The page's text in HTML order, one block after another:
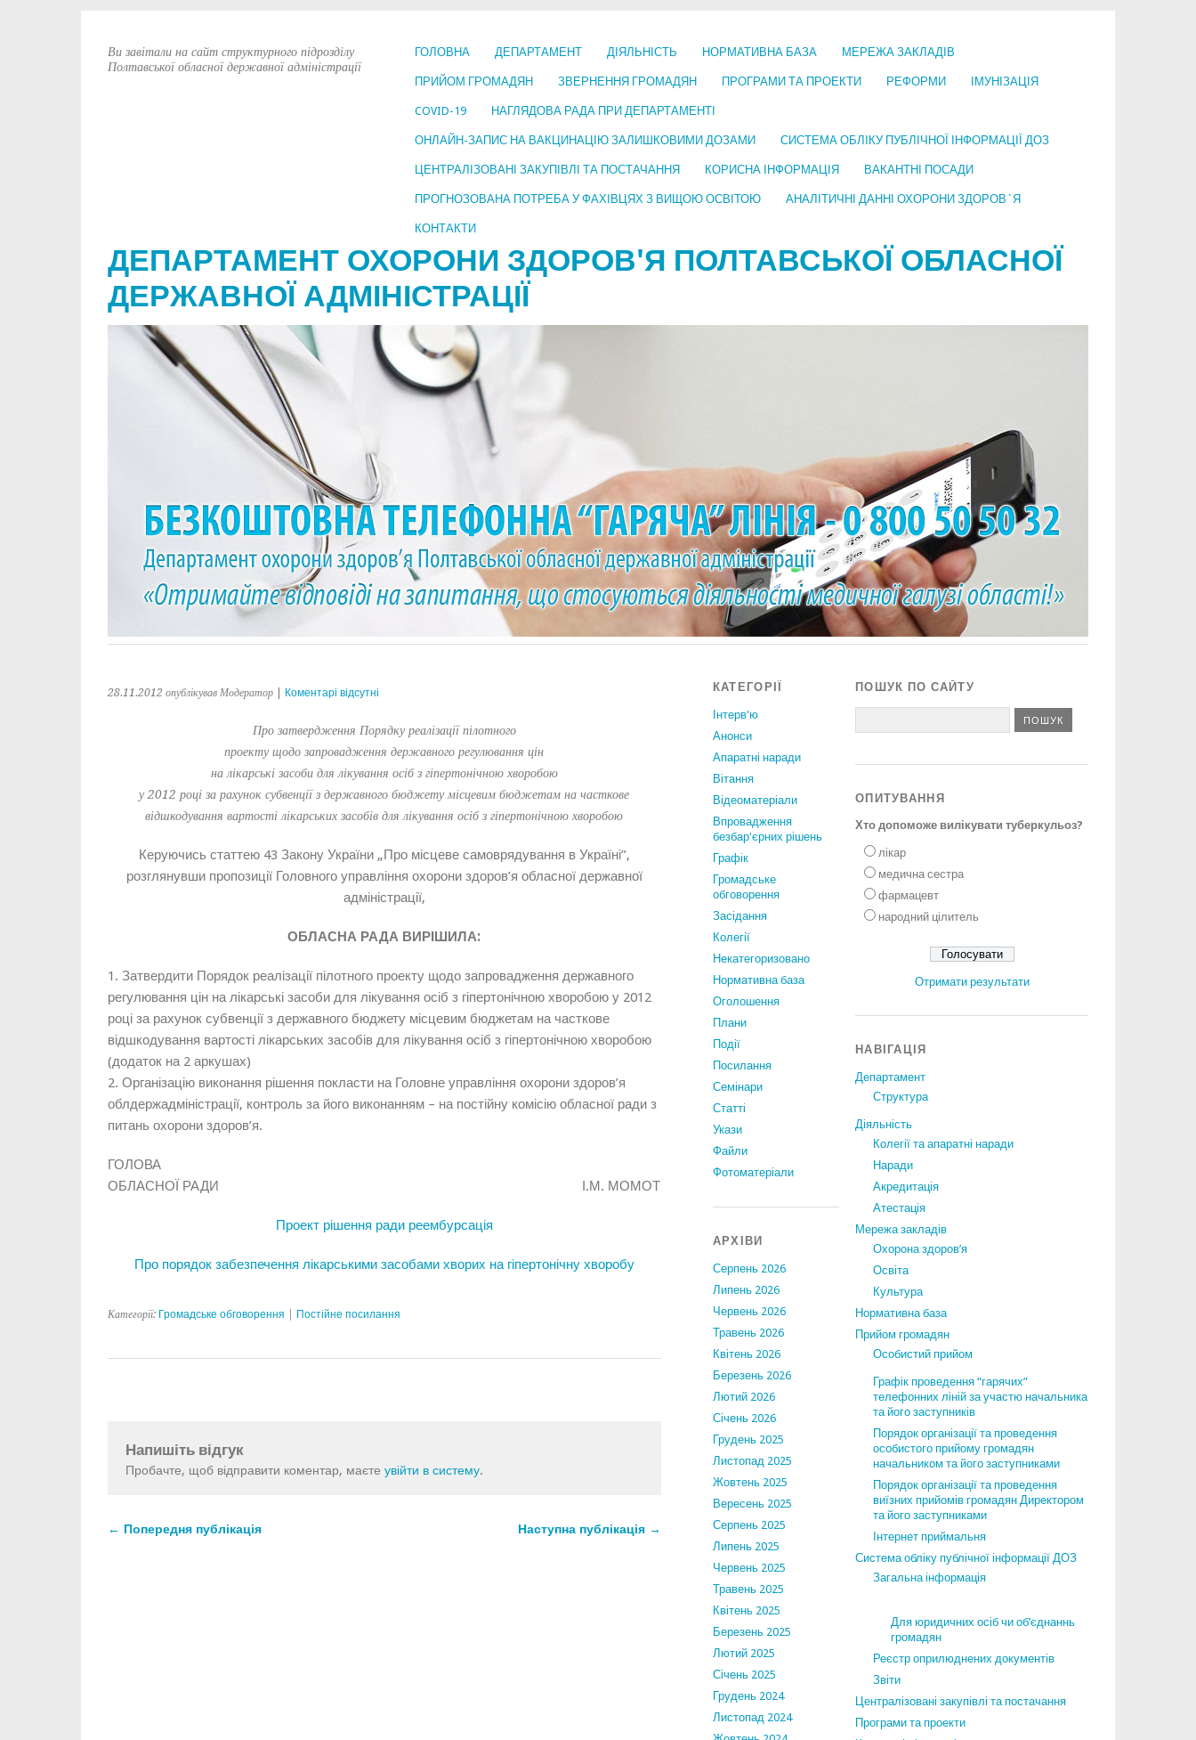
ГОЛОВНА ДЕПАРТАМЕНТ ДІЯЛЬНІСТЬ НОРМАТИВНА БАЗА МЕРЕЖА ЗАКЛАДІВ
ПРИЙОМ ГРОМАДЯН ЗВЕРНЕННЯ ГРОМАДЯН ПРОГРАМИ ТА ПРОЕКТИ РЕФОРМИ ІМУНІЗАЦІЯ
COVID-19 НАГЛЯДОВА РАДА ПРИ ДЕПАРТАМЕНТІ
ОНЛАЙН-ЗАПИС НА ВАКЦИНАЦІЮ ЗАЛИШКОВИМИ ДОЗАМИ СИСТЕМА ОБЛІКУ ПУБЛІЧНОЇ ІНФОРМАЦІЇ ДОЗ
ЦЕНТРАЛІЗОВАНІ ЗАКУПІВЛІ ТА ПОСТАЧАННЯ КОРИСНА ІНФОРМАЦІЯ ВАКАНТНІ ПОСАДИ
ПРОГНОЗОВАНА ПОТРЕБА У ФАХІВЦЯХ З ВИЩОЮ ОСВІТОЮ АНАЛІТИЧНІ ДАННІ ОХОРОНИ ЗДОРОВ`Я
КОНТАКТИ
ДЕПАРТАМЕНТ ОХОРОНИ ЗДОРОВ'Я ПОЛТАВСЬКОЇ ОБЛАСНОЇ
ДЕРЖАВНОЇ АДМІНІСТРАЦІЇ
Ви завітали на сайт структурного підрозділу
Полтавської обласної державної адміністрації
28.11.2012 опублікував Модератор Коментарі відсутні
Про затвердження Порядку реалізації пілотного
проекту щодо запровадження державного регулювання цін
на лікарські засоби для лікування осіб з гіпертонічною хворобою
у 2012 році за рахунок субвенції з державного бюджету місцевим бюджетам на часткове
відшкодування вартості лікарських засобів для лікування осіб з гіпертонічною хворобою
Керуючись статтею 43 Закону України „Про місцеве самоврядування в Україні”,
розглянувши пропозиції Головного управління охорони здоров’я обласної державної
адміністрації,
ОБЛАСНА РАДА ВИРІШИЛА:
1. Затвердити Порядок реалізації пілотного проекту щодо запровадження державного
регулювання цін на лікарські засоби для лікування осіб з гіпертонічною хворобою у 2012
році за рахунок субвенції з державного бюджету місцевим бюджетам на часткове
відшкодування вартості лікарських засобів для лікування осіб з гіпертонічною хворобою
(додаток на 2 аркушах)
2. Організацію виконання рішення покласти на Головне управління охорони здоров’я
облдержадміністрації, контроль за його виконанням – на постійну комісію обласної ради з
питань охорони здоров’я.
ГОЛОВА
ОБЛАСНОЇ РАДИ І.М. МОМОТ
Проект рішення ради реембурсація
Про порядок забезпечення лікарськими засобами хворих на гіпертонічну хворобу
Категорії: Громадське обговорення Постійне посилання
Напишіть відгук
Пробачте, щоб відправити коментар, маєте увійти в систему.
← Попередня публікація Наступна публікація →
КАТЕГОРІЇ
Інтерв'ю
Анонси
Апаратні наради
Вiтання
Відеоматеріали
Впровадження
безбар'єрних рішень
Графiк
Громадське
обговорення
Засідання
Колегії
Некатегоризовано
Нормативна база
Оголошення
Плани
Події
Посилання
Семінари
Статтi
Укази
Файли
Фотоматеріали
АРХІВИ
Серпень 2026
Липень 2026
Червень 2026
Травень 2026
Квітень 2026
Березень 2026
Лютий 2026
Січень 2026
Грудень 2025
Листопад 2025
Жовтень 2025
Вересень 2025
Серпень 2025
Липень 2025
Червень 2025
Травень 2025
Квітень 2025
Березень 2025
Лютий 2025
Січень 2025
Грудень 2024
Листопад 2024
ПОШУК ПО САЙТУ
ОПИТУВАННЯ
Хто допоможе вилікувати туберкульоз?
лікар
медична сестра
фармацевт
народний цілитель
Отримати результати
НАВІГАЦІЯ
Департамент
Структура
Діяльність
Колегії та апаратні наради
Наради
Акредитація
Атестація
Мережа закладів
Охорона здоров’я
Освіта
Культура
Нормативна база
Прийом громадян
Особистий прийом
Графік проведення “гарячих”
телефонних ліній за участю начальника
та його заступників
Порядок організації та проведення
особистого прийому громадян
начальником та його заступниками
Порядок організації та проведення
виїзних прийомів громадян Директором
та його заступниками
Інтернет приймальня
Система обліку публічної інформації ДОЗ
Загальна інформація
Для юридичних осіб чи об’єднаннь
громадян
Реєстр оприлюднених документів
Звіти
Централізовані закупівлі та постачання
Програми та проекти